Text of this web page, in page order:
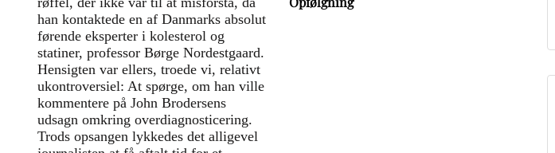
han kontaktede en af Danmarks absolut
førende eksperter i kolesterol og
statiner, professor Børge Nordestgaard.
Hensigten var ellers, troede vi, relativt
ukontroversiel: At spørge, om han ville
kommentere på John Brodersens
udsagn omkring overdiagnosticering.
Trods opsangen lykkedes det alligevel